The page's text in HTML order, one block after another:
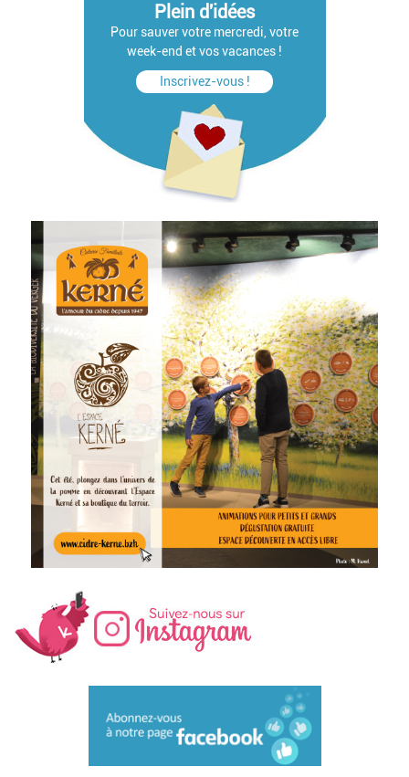
Plein d'idées
Pour sauver votre mercredi, votre
week-end et vos vacances !
Inscrivez-vous !